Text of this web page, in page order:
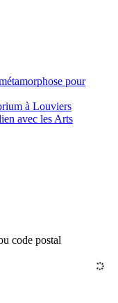
pour
à Louviers
avec les Arts
code postal